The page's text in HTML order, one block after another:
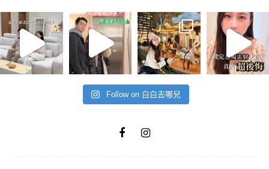
Follow on 白白去哪兒